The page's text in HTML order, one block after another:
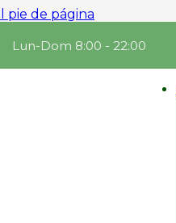
pie de página
Lun-Dom 8:00 - 22:00